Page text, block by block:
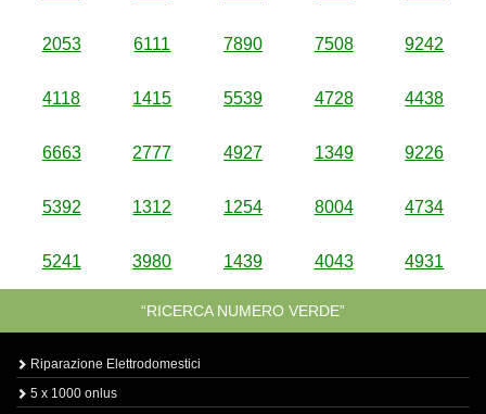
2053 6111 7890 7508 9242
4118 1415 5539 4728 4438
6663 2777 4927 1349 9226
5392 1312 1254 8004 4734
5241 3980 1439 4043 4931
“RICERCA NUMERO VERDE”
Riparazione Elettrodomestici
5 x 1000 onlus